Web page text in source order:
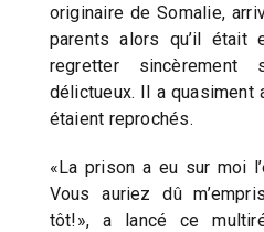
originaire de Somalie,
parents alors qu’il était
regretter sincèrement
délictueux. Il a quasiment
étaient reprochés.
«La prison a eu sur moi
Vous auriez dû
tôt!», a lancé ce